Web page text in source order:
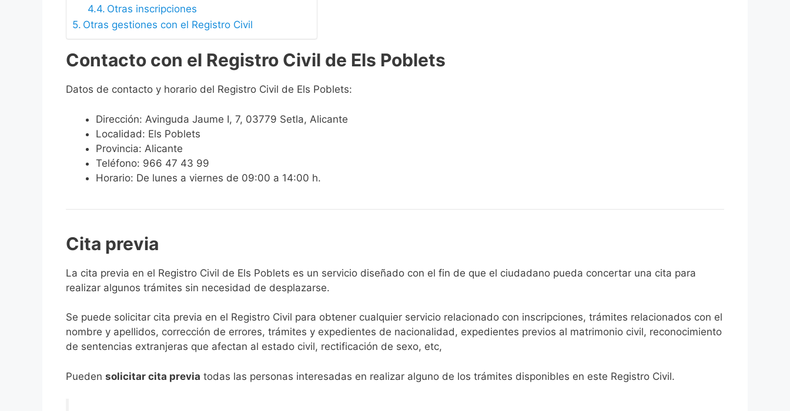
Otras inscripciones
Otras gestiones con el Registro Civil
Contacto con el Registro Civil de Els Poblets
Datos de contacto y horario del Registro Civil de Els Poblets:
Dirección: Avinguda Jaume I, 7, 03779 Setla, Alicante
Localidad: Els Poblets
Provincia: Alicante
Teléfono: 966 47 43 99
Horario: De lunes a viernes de 09:00 a 14:00 h.
Cita previa
​​​​​​​​​​​​​​​​​​​​​​​​​​​​La cita previa en el Registro Civil de Els Poblets es un servicio diseñado con el fin de que el ciudadano pueda concertar una cita para
realizar algunos trámites sin necesidad de desplazarse.​
Se puede solicitar cita previa en el Registro Civil para obtener cualquier servicio relacionado con inscripciones, trámites relacionados con el
nombre y apellidos, corrección de errores, trámites y expedientes de nacionalidad, expedientes previos al matrimonio civil, reconocimiento
de sentencias extranjeras que afectan al estado civil, rectificación de sexo, etc,
​Pueden solicitar cita previa todas las personas interesadas en realizar alguno de los trámites disponibles en este Registro Civil.​